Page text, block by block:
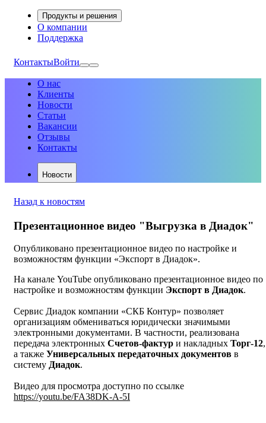
Продукты и решения
О компании
Поддержка
КонтактыВойти
О нас
Клиенты
Новости
Статьи
Вакансии
Отзывы
Контакты
Новости
Назад к новостям
Презентационное видео "Выгрузка в Диадок"
Опубликовано презентационное видео по настройке и
возможностям функции «Экспорт в Диадок».
На канале YouTube опубликовано презентационное видео по
настройке и возможностям функции Экспорт в Диадок.
Сервис Диадок компании «СКБ Контур» позволяет
организациям обмениваться юридически значимыми
электронными документами. В частности, реализована
передача электронных Счетов-фактур и накладных Торг-12,
а также Универсальных передаточных документов в
систему Диадок.
Видео для просмотра доступно по ссылке
https://youtu.be/FA38DK-A-5I